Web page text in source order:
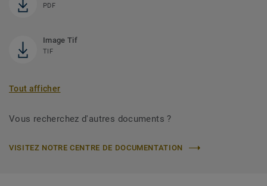
PDF
Image Tif
TIF
Tout afficher
Vous recherchez d'autres documents ?
VISITEZ NOTRE CENTRE DE DOCUMENTATION